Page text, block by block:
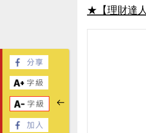
★【理財達